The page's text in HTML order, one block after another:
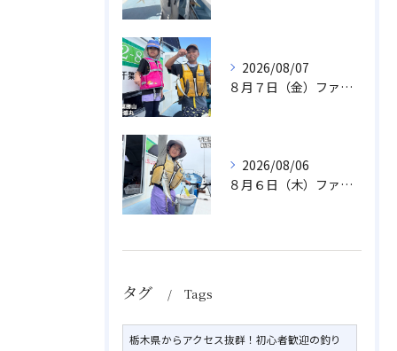
2026/08/07
８月７日（金）ファミリフィッシング
2026/08/06
８月６日（木）ファミリフィッシング
タグ Tags
栃木県からアクセス抜群！初心者歓迎の釣り